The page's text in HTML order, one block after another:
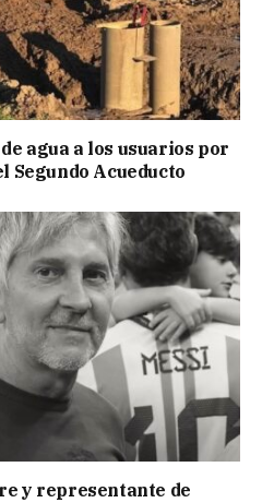
agua a los usuarios por
Segundo Acueducto
y representante de